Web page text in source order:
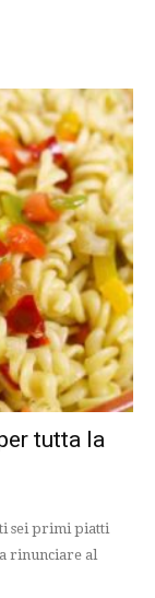
tutta la
sei primi piatti
rinunciare al